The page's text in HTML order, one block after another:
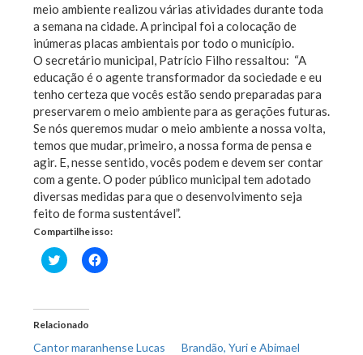
meio ambiente realizou várias atividades durante toda
a semana na cidade. A principal foi a colocação de
inúmeras placas ambientais por todo o município.
O secretário municipal, Patrício Filho ressaltou: “A
educação é o agente transformador da sociedade e eu
tenho certeza que vocês estão sendo preparadas para
preservarem o meio ambiente para as gerações futuras.
Se nós queremos mudar o meio ambiente a nossa volta,
temos que mudar, primeiro, a nossa forma de pensa e
agir. E, nesse sentido, vocês podem e devem ser contar
com a gente. O poder público municipal tem adotado
diversas medidas para que o desenvolvimento seja
feito de forma sustentável”.
Compartilhe isso:
Clique
para
em
nova
janela)
Clique
para
Relacionado
Cantor maranhense Lucas
Brandão, Yuri e Abimael